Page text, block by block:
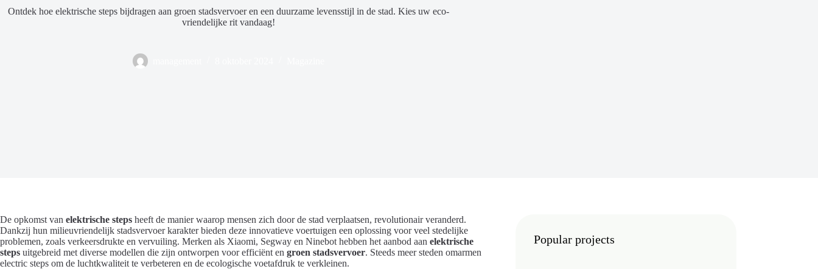
Ontdek hoe elektrische steps bijdragen aan groen stadsvervoer en een duurzame levensstijl in de stad. Kies uw eco-
vriendelijke rit vandaag!
De opkomst van elektrische steps heeft de manier waarop mensen zich door de stad verplaatsen, revolutionair veranderd.
Dankzij hun milieuvriendelijk stadsvervoer karakter bieden deze innovatieve voertuigen een oplossing voor veel stedelijke
problemen, zoals verkeersdrukte en vervuiling. Merken als Xiaomi, Segway en Ninebot hebben het aanbod aan elektrische
steps uitgebreid met diverse modellen die zijn ontworpen voor efficiënt en groen stadsvervoer. Steeds meer steden omarmen
electric steps om de luchtkwaliteit te verbeteren en de ecologische voetafdruk te verkleinen.
Popular projects